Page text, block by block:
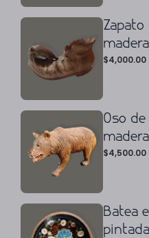
Zapato
$4,000.00
Oso de
$4,500.00
Batea